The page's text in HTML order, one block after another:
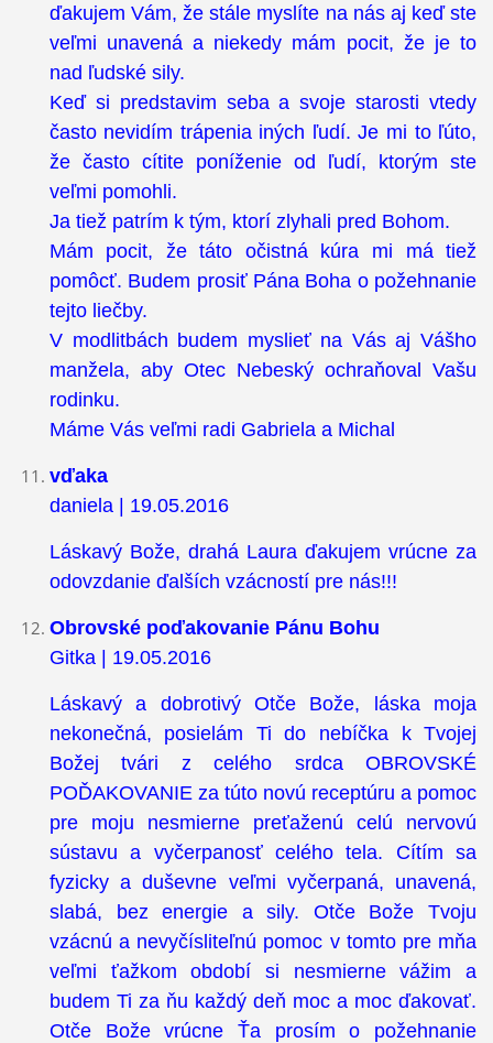
ďakujem Vám, že stále myslíte na nás aj keď ste
veľmi unavená a niekedy mám pocit, že je to
nad ľudské sily.
Keď si predstavim seba a svoje starosti vtedy
často nevidím trápenia iných ľudí. Je mi to ľúto,
že často cítite poníženie od ľudí, ktorým ste
veľmi pomohli.
Ja tiež patrím k tým, ktorí zlyhali pred Bohom.
Mám pocit, že táto očistná kúra mi má tiež
pomôcť. Budem prosiť Pána Boha o požehnanie
tejto liečby.
V modlitbách budem myslieť na Vás aj Vášho
manžela, aby Otec Nebeský ochraňoval Vašu
rodinku.
Máme Vás veľmi radi Gabriela a Michal
vďaka
daniela | 19.05.2016
Láskavý Bože, drahá Laura ďakujem vrúcne za
odovzdanie ďalších vzácností pre nás!!!
Obrovské poďakovanie Pánu Bohu
Gitka | 19.05.2016
Láskavý a dobrotivý Otče Bože, láska moja
nekonečná, posielám Ti do nebíčka k Tvojej
Božej tvári z celého srdca OBROVSKÉ
POĎAKOVANIE za túto novú receptúru a pomoc
pre moju nesmierne preťaženú celú nervovú
sústavu a vyčerpanosť celého tela. Cítím sa
fyzicky a duševne veľmi vyčerpaná, unavená,
slabá, bez energie a sily. Otče Bože Tvoju
vzácnú a nevyčísliteľnú pomoc v tomto pre mňa
veľmi ťažkom období si nesmierne vážim a
budem Ti za ňu každý deň moc a moc ďakovať.
Otče Bože vrúcne Ťa prosím o požehnanie